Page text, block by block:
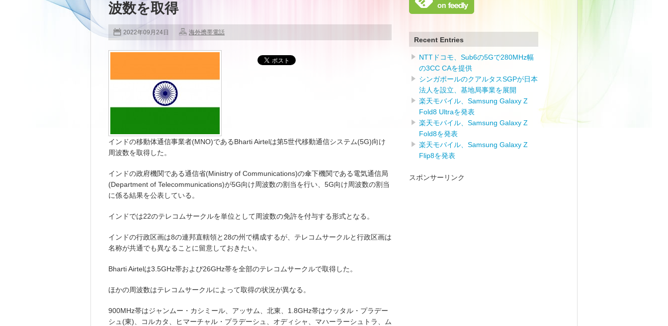
波数を取得
2022年09月24日 海外携帯電話
インドの移動体通信事業者(MNO)であるBharti Airtelは第5世代移動通信システム(5G)向け
周波数を取得した。
インドの政府機関である通信省(Ministry of Communications)の傘下機関である電気通信局
(Department of Telecommunications)が5G向け周波数の割当を行い、5G向け周波数の割当
に係る結果を公表している。
インドでは22のテレコムサークルを単位として周波数の免許を付与する形式となる。
インドの行政区画は8の連邦直轄領と28の州で構成するが、テレコムサークルと行政区画は
名称が共通でも異なることに留意しておきたい。
Bharti Airtelは3.5GHz帯および26GHz帯を全部のテレコムサークルで取得した。
ほかの周波数はテレコムサークルによって取得の状況が異なる。
900MHz帯はジャンムー・カシミール、アッサム、北東、1.8GHz帯はウッタル・プラデー
シュ(東)、コルカタ、ヒマーチャル・プラデーシュ、オディシャ、マハーラーシュトラ、ム
Recent Entries
NTTドコモ、Sub6の5Gで280MHz幅
の3CC CAを提供
シンガポールのクアルタスSGPが日本
法人を設立、基地局事業を展開
楽天モバイル、Samsung Galaxy Z
Fold8 Ultraを発表
楽天モバイル、Samsung Galaxy Z
Fold8を発表
楽天モバイル、Samsung Galaxy Z
Flip8を発表
スポンサーリンク